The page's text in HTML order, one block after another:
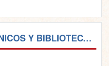
RECURSOS ELECTRÓNICOS Y BIBLIOTECAS VIRTUALES